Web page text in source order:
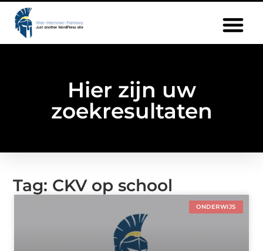
Hier zijn uw
zoekresultaten
Tag: CKV op school
ONDERWIJS